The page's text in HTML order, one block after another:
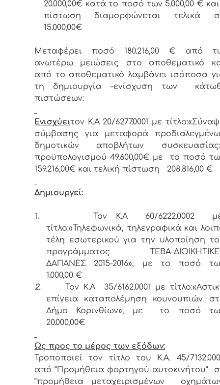
20.000,00€ κατά το ποσό των 5.000,00 €
πίστωση διαμορφώνεται τελικά
15.000,00€
Μεταφέρει ποσό 180.216,00 € από
ανωτέρω μειώσεις στο αποθεματικό
από το αποθεματικό λαμβάνει ισόποσα
τη δημιουργία –ενίσχυση των
πιστώσεων:
Ενισχύειτον Κ.Α 20/6277.0001 με
σύμβασης για μεταφορά
δημοτικών αποβλήτων
προϋπολογισμού 49.600,00€ με το ποσό
159.216,00€ και τελική πίστωση 208.816,00 €
Δημιουργεί:
1.
Τον Κ.Α 60/6222.0002
τίτλο:«Τηλεφωνικά, τηλεγραφικά και
τέλη εσωτερικού για την υλοποίηση
προγράμματος ΤΕΒΑ-
ΔΑΠΑΝΕΣ 2015-2016», με το ποσό
1.000,00 €
2.
Τον Κ.Α 35/6162.0001 με
επίγεια καταπολέμηση κουνουπιών
Δήμο Κορινθίων», με το ποσό
20.000,00€
Ως προς το μέρος των εξόδων:
Τροποποιεί τον τίτλο του Κ.Α. 45/
από “Προμήθεια φορτηγού αυτοκινήτου”
“προμήθεια μεταχειρισμένων